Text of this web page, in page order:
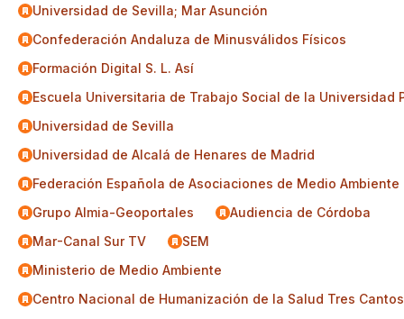
Universidad de Sevilla; Mar Asunción
Confederación Andaluza de Minusválidos Físicos
Formación Digital S. L. Así
Escuela Universitaria de Trabajo Social de la Universidad
Universidad de Sevilla
Universidad de Alcalá de Henares de Madrid
Federación Española de Asociaciones de Medio Ambiente
Grupo Almia-Geoportales
Audiencia de Córdoba
Mar-Canal Sur TV
SEM
Ministerio de Medio Ambiente
Centro Nacional de Humanización de la Salud Tres